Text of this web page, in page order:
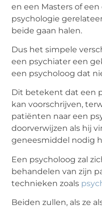
en een Masters of
psychologie
beide gaan halen.
Dus het simpele
een psychiater een
een psycholoog dat
Dit betekent dat een
kan voorschrijven,
patiënten naar een
doorverwijzen als hij
geneesmiddel nodig
Een psycholoog zal
behandelen van zijn
technieken zoals
Beiden zullen, als ze